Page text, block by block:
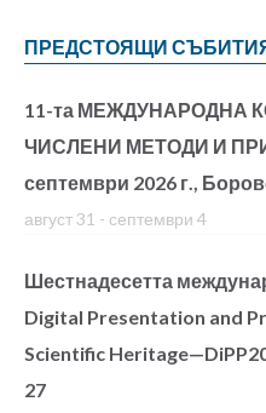
ПРЕДСТОЯЩИ
11-та МЕЖДУНАРОДНА
ЧИСЛЕНИ МЕТОДИ И
септември 2026 г.,
август 31 - септември 4
Шестнадесетта
Digital Presentation and
Scientific
27